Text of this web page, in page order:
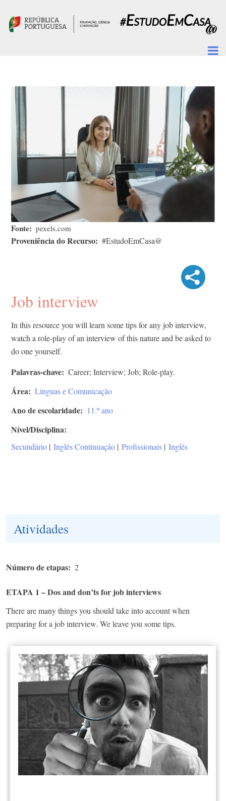
Fonte pexels.com
Proveniência do Recurso #EstudoEmCasa@
Job interview
In this resource you will learn some tips for any job interview,
watch a role-play of an interview of this nature and be asked to
do one yourself.
Palavras-chave Career; Interview; Job; Role-play.
Área Línguas e Comunicação
Ano de escolaridade 11.º ano
Nível/Disciplina
Secundário | Inglês Continuação | Profissionais | Inglês
Atividades
Número de etapas 2
ETAPA 1 – Dos and don’ts for job interviews
There are many things you should take into account when
preparing for a job interview. We leave you some tips.